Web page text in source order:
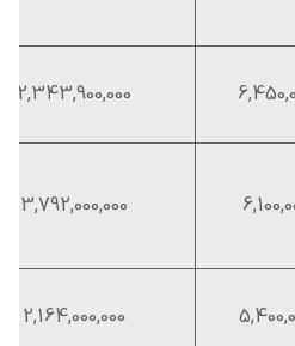
2,343,900,000
3,792,000,000
2,164,000,000